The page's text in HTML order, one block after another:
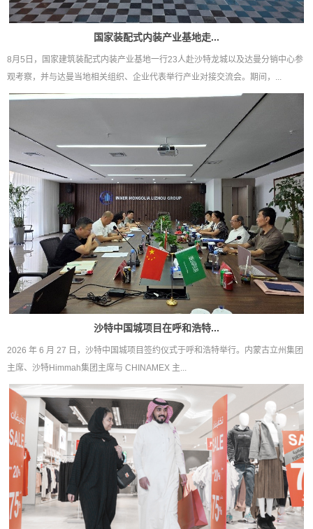
国家装配式内装产业基地走...
8月5日，国家建筑装配式内装产业基地一行23人赴沙特龙城以及达曼分销中心参
观考察，并与达曼当地相关组织、企业代表举行产业对接交流会。期间，...
沙特中国城项目在呼和浩特...
2026 年 6 月 27 日，沙特中国城项目签约仪式于呼和浩特举行。内蒙古立州集团
主席、沙特Himmah集团主席与 CHINAMEX 主...